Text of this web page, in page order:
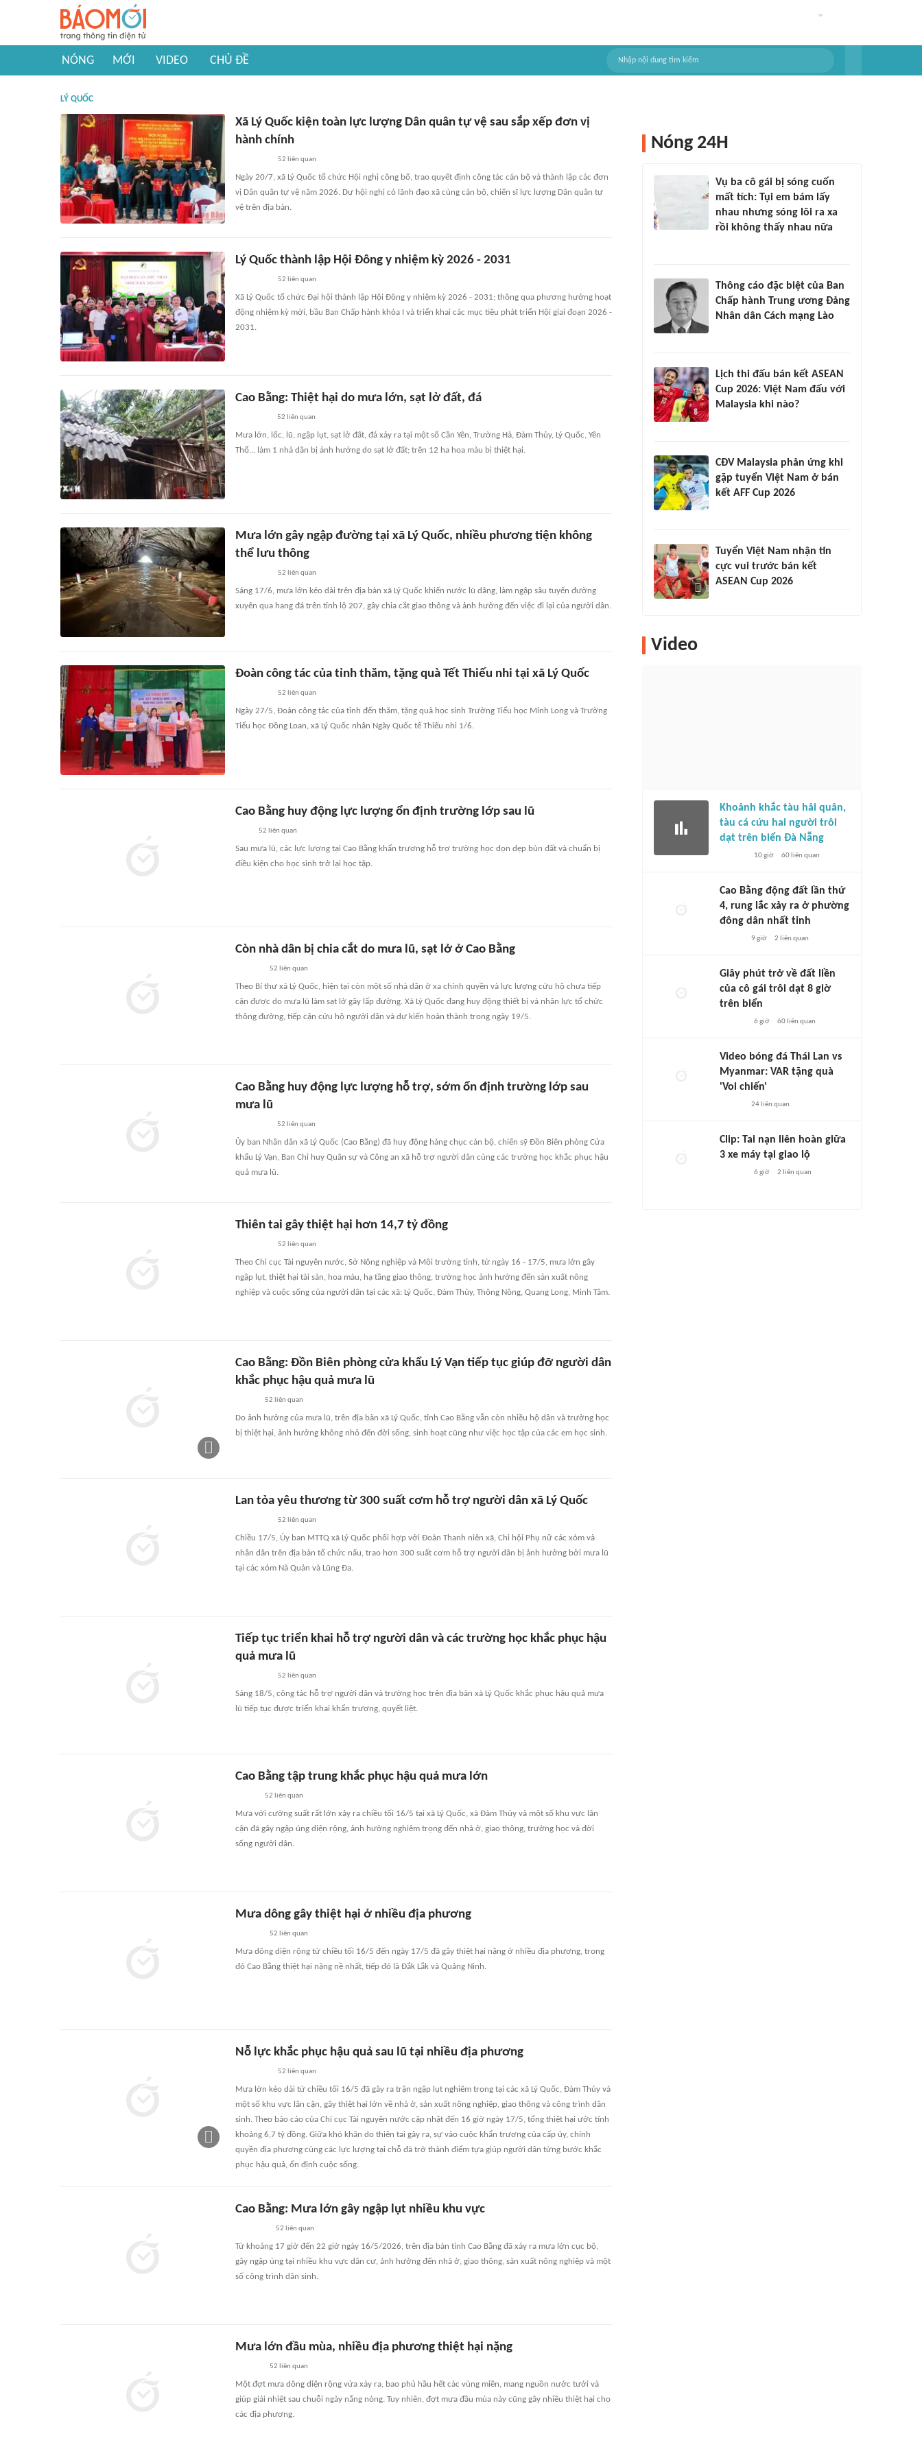
NÓNG MỚI VIDEO CHỦ ĐỀ
LÝ QUỐC
Xã Lý Quốc kiện toàn lực lượng Dân quân tự vệ sau sắp xếp đơn vị
hành chính
52 liên quan
Ngày 20/7, xã Lý Quốc tổ chức Hội nghị công bố, trao quyết định công tác cán bộ và thành lập các đơn
vị Dân quân tự vệ năm 2026. Dự hội nghị có lãnh đạo xã cùng cán bộ, chiến sĩ lực lượng Dân quân tự
vệ trên địa bàn.
Lý Quốc thành lập Hội Đông y nhiệm kỳ 2026 - 2031
52 liên quan
Xã Lý Quốc tổ chức Đại hội thành lập Hội Đông y nhiệm kỳ 2026 - 2031; thông qua phương hướng hoạt
động nhiệm kỳ mới, bầu Ban Chấp hành khóa I và triển khai các mục tiêu phát triển Hội giai đoạn 2026 -
2031.
Cao Bằng: Thiệt hại do mưa lớn, sạt lở đất, đá
52 liên quan
Mưa lớn, lốc, lũ, ngập lụt, sạt lở đất, đá xảy ra tại một số Cần Yên, Trường Hà, Đàm Thủy, Lý Quốc, Yên
Thổ... làm 1 nhà dân bị ảnh hưởng do sạt lở đất; trên 12 ha hoa màu bị thiệt hại.
Mưa lớn gây ngập đường tại xã Lý Quốc, nhiều phương tiện không
thể lưu thông
52 liên quan
Sáng 17/6, mưa lớn kéo dài trên địa bàn xã Lý Quốc khiến nước lũ dâng, làm ngập sâu tuyến đường
xuyên qua hang đá trên tỉnh lộ 207, gây chia cắt giao thông và ảnh hưởng đến việc đi lại của người dân.
Đoàn công tác của tỉnh thăm, tặng quà Tết Thiếu nhi tại xã Lý Quốc
52 liên quan
Ngày 27/5, Đoàn công tác của tỉnh đến thăm, tặng quà học sinh Trường Tiểu học Minh Long và Trường
Tiểu học Đồng Loan, xã Lý Quốc nhân Ngày Quốc tế Thiếu nhi 1/6.
Cao Bằng huy động lực lượng ổn định trường lớp sau lũ
52 liên quan
Sau mưa lũ, các lực lượng tại Cao Bằng khẩn trương hỗ trợ trường học dọn dẹp bùn đất và chuẩn bị
điều kiện cho học sinh trở lại học tập.
Còn nhà dân bị chia cắt do mưa lũ, sạt lở ở Cao Bằng
52 liên quan
Theo Bí thư xã Lý Quốc, hiện tại còn một số nhà dân ở xa chính quyền và lực lượng cứu hộ chưa tiếp
cận được do mưa lũ làm sạt lở gây lấp đường. Xã Lý Quốc đang huy động thiết bị và nhân lực tổ chức
thông đường, tiếp cận cứu hộ người dân và dự kiến hoàn thành trong ngày 19/5.
Cao Bằng huy động lực lượng hỗ trợ, sớm ổn định trường lớp sau
mưa lũ
52 liên quan
Ủy ban Nhân dân xã Lý Quốc (Cao Bằng) đã huy động hàng chục cán bộ, chiến sỹ Đồn Biên phòng Cửa
khẩu Lý Vạn, Ban Chỉ huy Quân sự và Công an xã hỗ trợ người dân cùng các trường học khắc phục hậu
quả mưa lũ.
Thiên tai gây thiệt hại hơn 14,7 tỷ đồng
52 liên quan
Theo Chi cục Tài nguyên nước, Sở Nông nghiệp và Môi trường tỉnh, từ ngày 16 - 17/5, mưa lớn gây
ngập lụt, thiệt hại tài sản, hoa màu, hạ tầng giao thông, trường học ảnh hưởng đến sản xuất nông
nghiệp và cuộc sống của người dân tại các xã: Lý Quốc, Đàm Thủy, Thông Nông, Quang Long, Minh Tâm.
Cao Bằng: Đồn Biên phòng cửa khẩu Lý Vạn tiếp tục giúp đỡ người dân
khắc phục hậu quả mưa lũ
52 liên quan
Do ảnh hưởng của mưa lũ, trên địa bàn xã Lý Quốc, tỉnh Cao Bằng vẫn còn nhiều hộ dân và trường học
bị thiệt hại, ảnh hưởng không nhỏ đến đời sống, sinh hoạt cũng như việc học tập của các em học sinh.
Lan tỏa yêu thương từ 300 suất cơm hỗ trợ người dân xã Lý Quốc
52 liên quan
Chiều 17/5, Ủy ban MTTQ xã Lý Quốc phối hợp với Đoàn Thanh niên xã, Chi hội Phụ nữ các xóm và
nhân dân trên địa bàn tổ chức nấu, trao hơn 300 suất cơm hỗ trợ người dân bị ảnh hưởng bởi mưa lũ
tại các xóm Nà Quản và Lũng Đa.
Tiếp tục triển khai hỗ trợ người dân và các trường học khắc phục hậu
quả mưa lũ
52 liên quan
Sáng 18/5, công tác hỗ trợ người dân và trường học trên địa bàn xã Lý Quốc khắc phục hậu quả mưa
lũ tiếp tục được triển khai khẩn trương, quyết liệt.
Cao Bằng tập trung khắc phục hậu quả mưa lớn
52 liên quan
Mưa với cường suất rất lớn xảy ra chiều tối 16/5 tại xã Lý Quốc, xã Đàm Thủy và một số khu vực lân
cận đã gây ngập úng diện rộng, ảnh hưởng nghiêm trọng đến nhà ở, giao thông, trường học và đời
sống người dân.
Mưa dông gây thiệt hại ở nhiều địa phương
52 liên quan
Mưa dông diện rộng từ chiều tối 16/5 đến ngày 17/5 đã gây thiệt hại nặng ở nhiều địa phương, trong
đó Cao Bằng thiệt hại nặng nề nhất, tiếp đó là Đắk Lắk và Quảng Ninh.
Nỗ lực khắc phục hậu quả sau lũ tại nhiều địa phương
52 liên quan
Mưa lớn kéo dài từ chiều tối 16/5 đã gây ra trận ngập lụt nghiêm trọng tại các xã Lý Quốc, Đàm Thủy và
một số khu vực lân cận, gây thiệt hại lớn về nhà ở, sản xuất nông nghiệp, giao thông và công trình dân
sinh. Theo báo cáo của Chi cục Tài nguyên nước cập nhật đến 16 giờ ngày 17/5, tổng thiệt hại ước tính
khoảng 6,7 tỷ đồng. Giữa khó khăn do thiên tai gây ra, sự vào cuộc khẩn trương của cấp ủy, chính
quyền địa phương cùng các lực lượng tại chỗ đã trở thành điểm tựa giúp người dân từng bước khắc
phục hậu quả, ổn định cuộc sống.
Cao Bằng: Mưa lớn gây ngập lụt nhiều khu vực
52 liên quan
Từ khoảng 17 giờ đến 22 giờ ngày 16/5/2026, trên địa bàn tỉnh Cao Bằng đã xảy ra mưa lớn cục bộ,
gây ngập úng tại nhiều khu vực dân cư, ảnh hưởng đến nhà ở, giao thông, sản xuất nông nghiệp và một
số công trình dân sinh.
Mưa lớn đầu mùa, nhiều địa phương thiệt hại nặng
52 liên quan
Một đợt mưa dông diện rộng vừa xảy ra, bao phủ hầu hết các vùng miền, mang nguồn nước tưới và
giúp giải nhiệt sau chuỗi ngày nắng nóng. Tuy nhiên, đợt mưa đầu mùa này cũng gây nhiều thiệt hại cho
các địa phương.
Nóng 24H
Vụ ba cô gái bị sóng cuốn
mất tích: Tụi em bám lấy
nhau nhưng sóng lôi ra xa
rồi không thấy nhau nữa
Thông cáo đặc biệt của Ban
Chấp hành Trung ương Đảng
Nhân dân Cách mạng Lào
Lịch thi đấu bán kết ASEAN
Cup 2026: Việt Nam đấu với
Malaysia khi nào?
CĐV Malaysia phản ứng khi
gặp tuyển Việt Nam ở bán
kết AFF Cup 2026
Tuyển Việt Nam nhận tin
cực vui trước bán kết
ASEAN Cup 2026
Video
Khoảnh khắc tàu hải quân,
tàu cá cứu hai người trôi
dạt trên biển Đà Nẵng
10 giờ 60liên quan
Cao Bằng động đất lần thứ
4, rung lắc xảy ra ở phường
đông dân nhất tỉnh
9 giờ 2 liên quan
Giây phút trở về đất liền
của cô gái trôi dạt 8 giờ
trên biển
6 giờ 60liên quan
Video bóng đá Thái Lan vs
Myanmar: VAR tặng quà
'Voi chiến'
24liên quan
Clip: Tai nạn liên hoàn giữa
3 xe máy tại giao lộ
6 giờ 2 liên quan